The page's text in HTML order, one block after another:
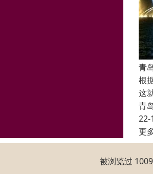
青
根
这
青
22-
更
被浏览过